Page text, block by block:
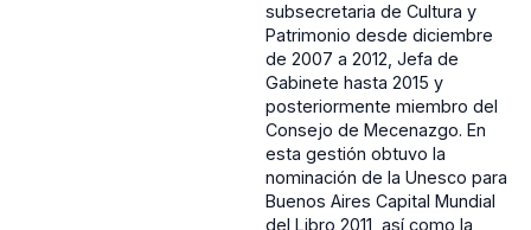
subsecretaria de Cultura y
Patrimonio desde diciembre
de 2007 a 2012, Jefa de
Gabinete hasta 2015 y
posteriormente miembro del
Consejo de Mecenazgo. En
esta gestión obtuvo la
nominación de la Unesco para
Buenos Aires Capital Mundial
del Libro 2011, así como la